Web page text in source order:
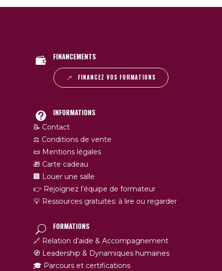
FINANCEMENTS
FINANCEZ VOS FORMATIONS
INFORMATIONS
📝 Contact
⚖️ Conditions de vente
📜 Mentions légales
🎁 Carte cadeau
🏢 Louer une salle
👉 Rejoignez l’équipe de formateur
💡 Ressources gratuites: à lire ou regarder
FORMATIONS
🔗 Relation d’aide & Accompagnement
🧭 Leadership & Dynamiques humaines
🎓 Parcours et certifications